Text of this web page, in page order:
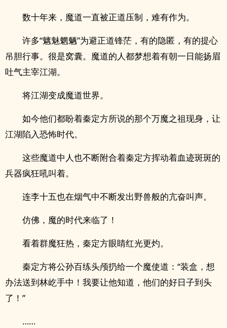
数十年来，魔道一直被正道压制，难有作为。
许多“魑魅魍魉”为避正道锋茫，有的隐匿，有的提心
吊胆行事。很是窝囊。魔道的人都梦想着有朝一日能扬眉
吐气主宰江湖。
将江湖变成魔道世界。
如今他们都盼着秦定方所说的那个万魔之祖现身，让
江湖陷入恐怖时代。
这些魔道中人也不断附合着秦定方挥动着血迹斑斑的
兵器疯狂吼叫着。
连李十五也在烟气中不断发出野兽般的亢奋叫声。
仿佛，魔的时代来临了！
看着群魔狂热，秦定方眼睛红光更灼。
秦定方将公孙百练头颅扔给一个魔使道：“装盒，想
办法送到林屹手中！我要让他知道，他们的好日子到头
了！”
……